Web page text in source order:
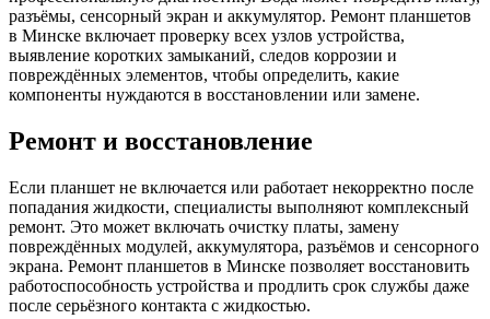
разъёмы, сенсорный экран и аккумулятор. Ремонт планшетов
в Минске включает проверку всех узлов устройства,
выявление коротких замыканий, следов коррозии и
повреждённых элементов, чтобы определить, какие
компоненты нуждаются в восстановлении или замене.
Ремонт и восстановление
Если планшет не включается или работает некорректно после
попадания жидкости, специалисты выполняют комплексный
ремонт. Это может включать очистку платы, замену
повреждённых модулей, аккумулятора, разъёмов и сенсорного
экрана. Ремонт планшетов в Минске позволяет восстановить
работоспособность устройства и продлить срок службы даже
после серьёзного контакта с жидкостью.